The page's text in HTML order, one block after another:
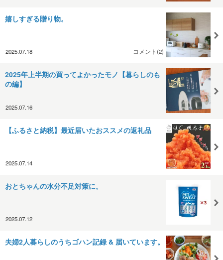
嬉しすぎる贈り物。
2025.07.18 コメント(2)
2025年上半期の買ってよかったモノ【暮らしのも
の編】
2025.07.16
【ふるさと納税】最近届いたおススメの返礼品
2025.07.14
おとちゃんの水分不足対策に。
2025.07.12
夫婦2人暮らしのうちゴハン記録 & 届いています。